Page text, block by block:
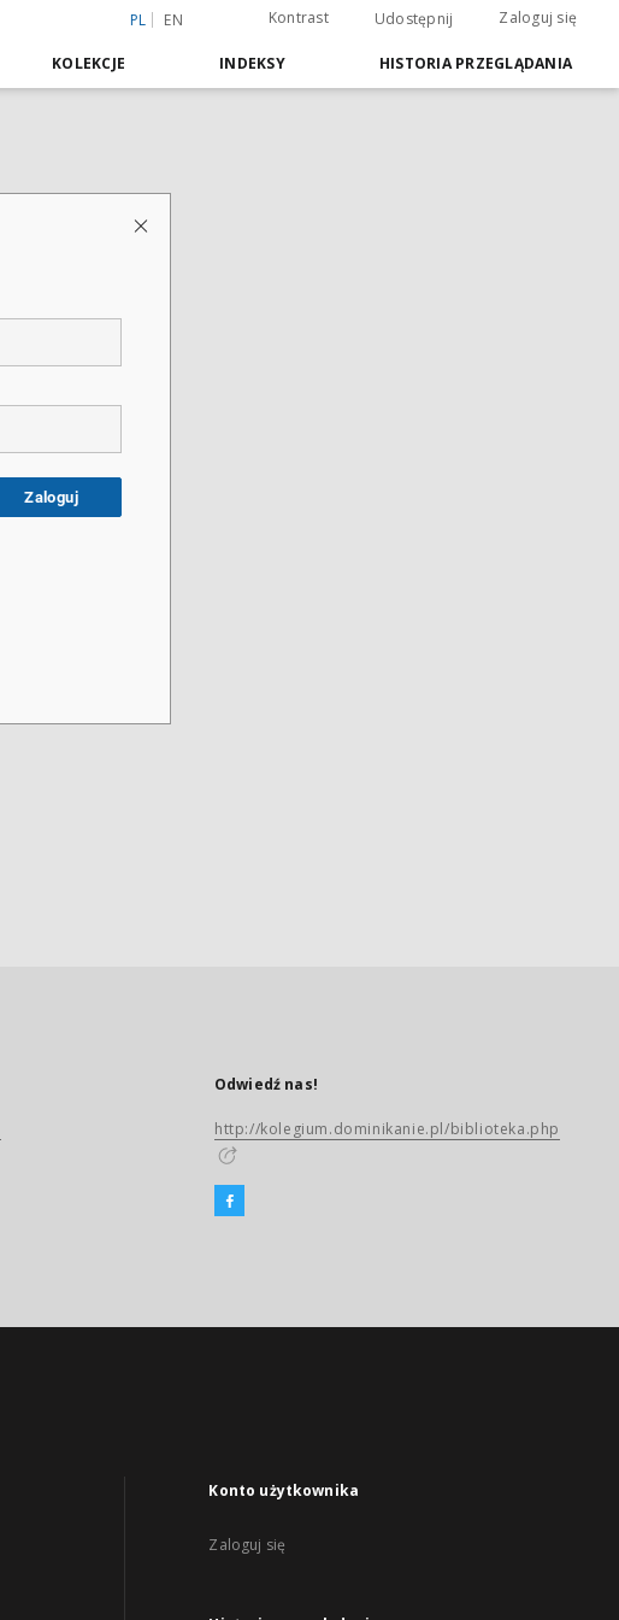
PL EN Kontrast Udostępnij Zaloguj się
KOLEKCJE INDEKSY HISTORIA PRZEGLĄDANIA
Zaloguj
Odwiedź nas!
http://kolegium.dominikanie.pl/biblioteka.php
Konto użytkownika
Zaloguj się